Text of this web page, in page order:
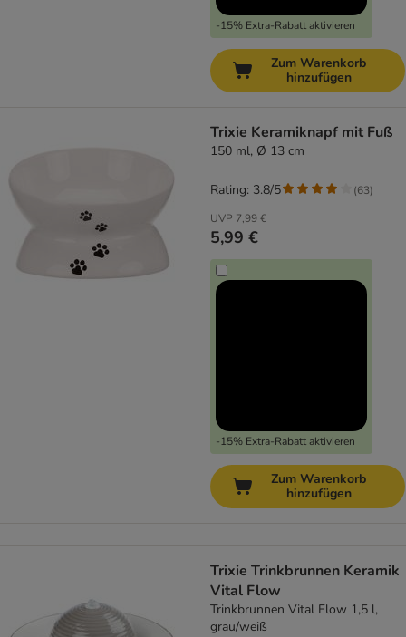
-15% Extra-Rabatt aktivieren
Zum Warenkorb
hinzufügen
Trixie Keramiknapf mit Fuß
150 ml, Ø 13 cm
UVP 7,99 €
5,99 €
-15% Extra-Rabatt aktivieren
Rating: 3.8/5 (63)
Zum Warenkorb
hinzufügen
Trixie Trinkbrunnen Keramik
Vital Flow
Trinkbrunnen Vital Flow 1,5 l,
grau/weiß